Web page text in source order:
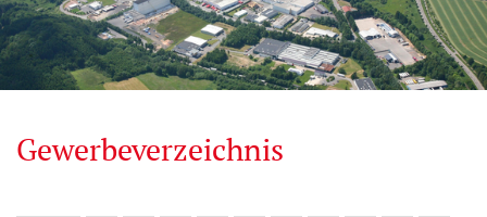
Gewerbeverzeichnis